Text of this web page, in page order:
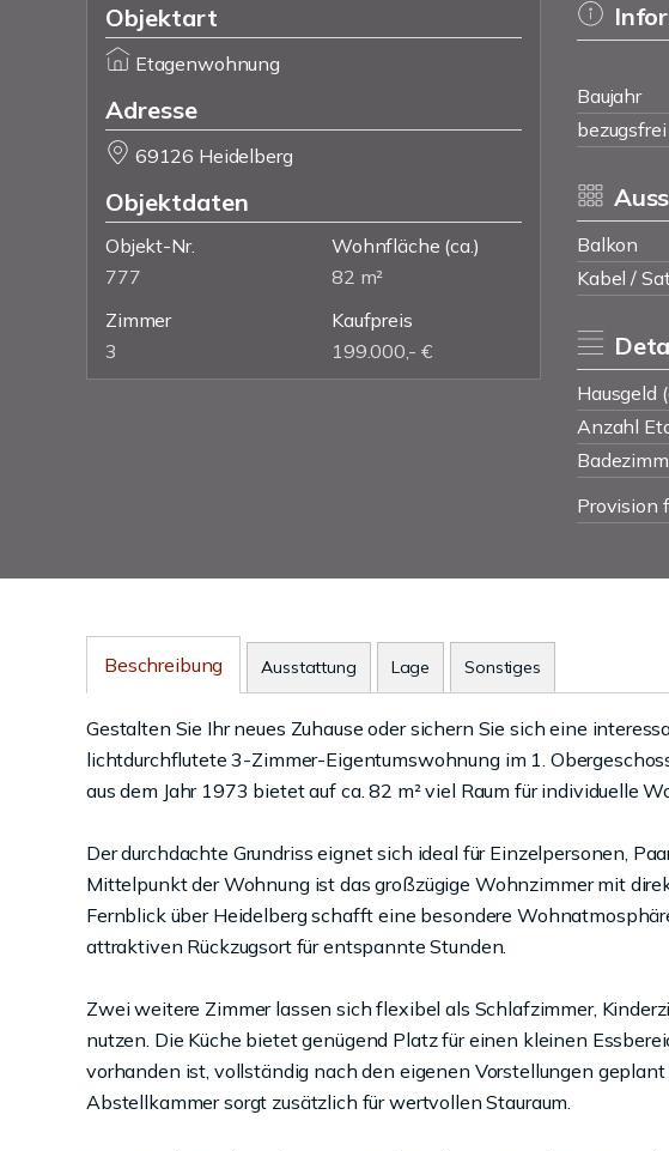
Objektart
Etagenwohnung
Adresse
69126 Heidelberg
Objektdaten
Objekt-Nr.
777
Wohnfläche (ca.)
82 m²
Zimmer
3
Kaufpreis
199.000,- €
Baujahr
Balkon
Kabel /
Hausgeld
Anzahl
Provision
Beschreibung Ausstattung Lage Sonstiges
Gestalten Sie Ihr neues Zuhause oder sichern Sie sich eine
lichtdurchflutete 3-Zimmer-Eigentumswohnung im 1.
aus dem Jahr 1973 bietet auf ca. 82 m² viel Raum für individuelle
Der durchdachte Grundriss eignet sich ideal für Einzelpersonen,
Mittelpunkt der Wohnung ist das großzügige Wohnzimmer mit
Fernblick über Heidelberg schafft eine besondere
attraktiven Rückzugsort für entspannte Stunden.
Zwei weitere Zimmer lassen sich flexibel als Schlafzimmer,
nutzen. Die Küche bietet genügend Platz für einen kleinen
vorhanden ist, vollständig nach den eigenen Vorstellungen
Abstellkammer sorgt zusätzlich für wertvollen Stauraum.